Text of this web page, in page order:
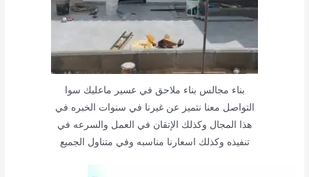
بناء مجالس بناء ملاحق في عسير ماعليك سوا
التواصل معنا نتميز عن غيرنا في سنوات الخبره في
هذا المجال وكذلك الإتقان في العمل والسرعه في
تنفيذه وكذلك اسعارنا مناسبه وفي متناول الجميع